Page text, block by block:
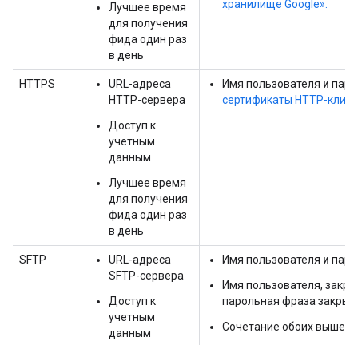
Лучшее время
для получения
фида один раз
в день
хранилище Google».
HTTPS
URL-адреса
HTTP-сервера
Доступ к
учетным
данным
Лучшее время
для получения
фида один раз
в день
Имя пользователя и
сертификаты HTTP-
SFTP
URL-адреса
SFTP-сервера
Доступ к
учетным
данным
Имя пользователя и
Имя пользователя,
парольная фраза
Сочетание обоих